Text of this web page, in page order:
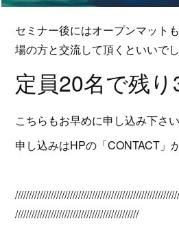
セミナー後にはオープンマット
場の方と交流して頂くといいで
定員20名で残り
こちらもお早めに申し込み下さい
申し込みはHPの「CONTACT」
/////////////////////////////////////////////